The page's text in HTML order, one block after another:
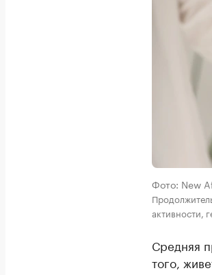
Фото: New
активности,
Средняя
того,